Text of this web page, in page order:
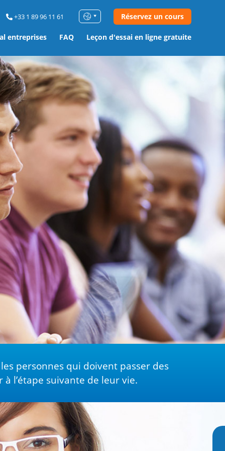
entreprises FAQ Leçon d'essai en ligne gratuite
+33 1 89 96 11 61 Réservez un cours
personnes qui doivent passer des
l’étape suivante de leur vie.